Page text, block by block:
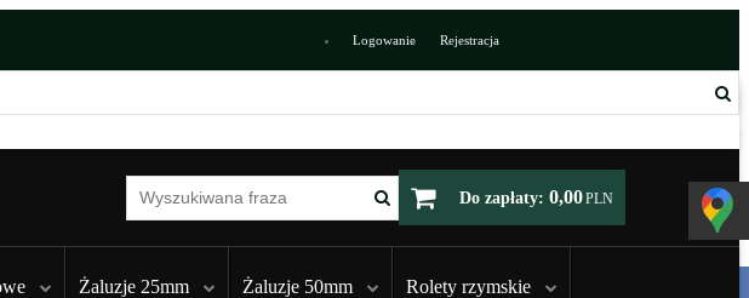
Logowanie Rejestracja
Do zapłaty: 0,00PLN
Żaluzje 25mm Żaluzje 50mm Rolety rzymskie